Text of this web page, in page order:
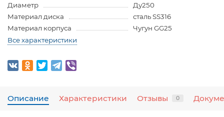
Диаметр
Ду250
Материал диска
сталь SS316
Материал корпуса
Чугун GG25
Все характеристики
Описание Характеристики Отзывы 0